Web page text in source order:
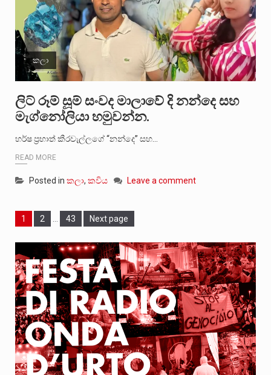
කලා
ලිට් රූම් සූම් සංවද මාලාවේ දි නන්දෙ සහ
මැග්නෝලියා හමුවන්න.
හර්ෂ ප්‍රභාත් කීරවැල්ලගේ “නන්දෙ” සහ…
READ MORE
Posted in කලා, කවිය Leave a comment
Page
1 Page
2 Page
43 Next page